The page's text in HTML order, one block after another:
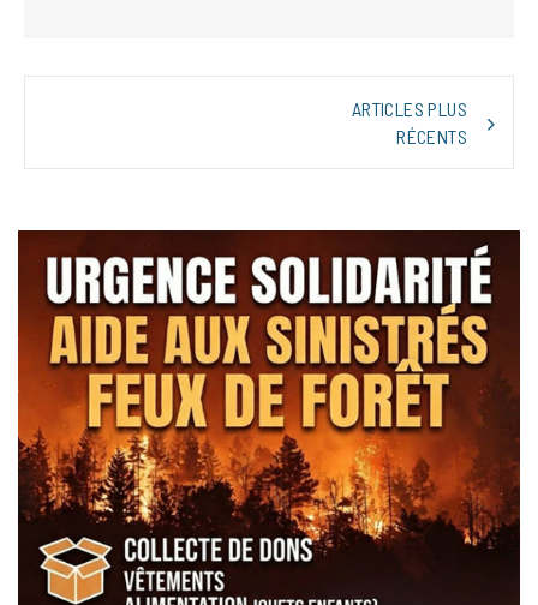
ARTICLES PLUS
RÉCENTS